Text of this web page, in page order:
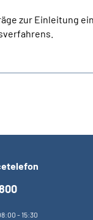
zur Einleitung
- 15:30